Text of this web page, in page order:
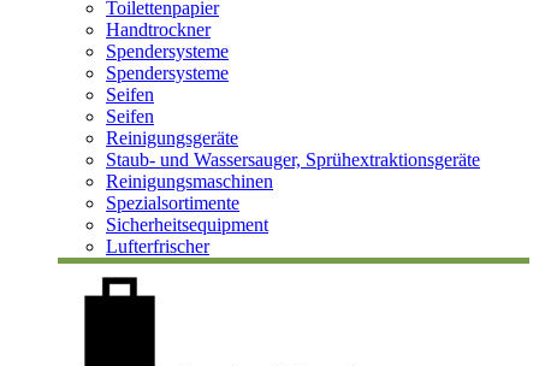
Toilettenpapier
Handtrockner
Spendersysteme
Spendersysteme
Seifen
Seifen
Reinigungsgeräte
Staub- und Wassersauger, Sprühextraktionsgeräte
Reinigungsmaschinen
Spezialsortimente
Sicherheitsequipment
Lufterfrischer